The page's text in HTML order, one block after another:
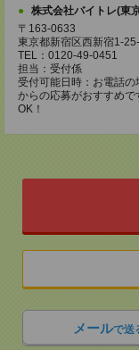
株式会社バイトレ(東
〒163-0633
東京都新宿区西新宿1-
TEL：0120-49-0451
担当：受付係
受付可能日時：お電話
からの応募がおすすめ
OK！
メールで送